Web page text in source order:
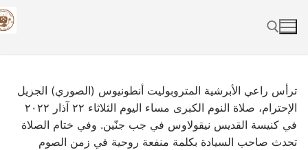
Skip
to
Search for:
ترأس راعي الأبرشية المتروبوليت أنطونيوس (الصوري) الجزيل
الإحترام، صلاة النوم الكبرى مساء اليوم الثلاثاء ٢٢ آذار ٢٠٢٢
في كنيسة القديس نيقولاوس في جب جنّين. وفي ختام الصلاة
تحدث صاحب السيادة بكلمة منفعة روحية في زمن الصوم